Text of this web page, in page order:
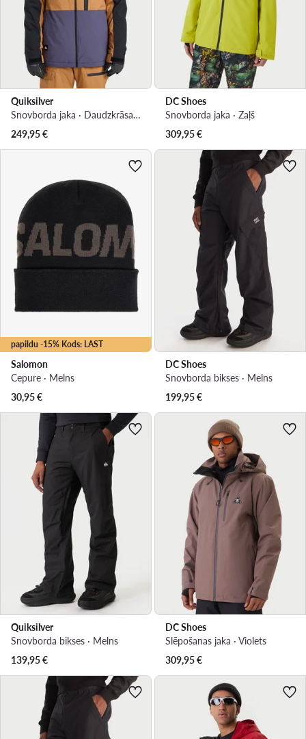
Quiksilver
Snovborda jaka · Daudzkrāsains
249,95€
DC Shoes
Snovborda jaka · Zaļš
309,95€
papildu -15% Kods: LAST
Salomon
Cepure · Melns
30,95€
DC Shoes
Snovborda bikses · Melns
199,95€
Quiksilver
Snovborda bikses · Melns
139,95€
DC Shoes
Slēpošanas jaka · Violets
309,95€